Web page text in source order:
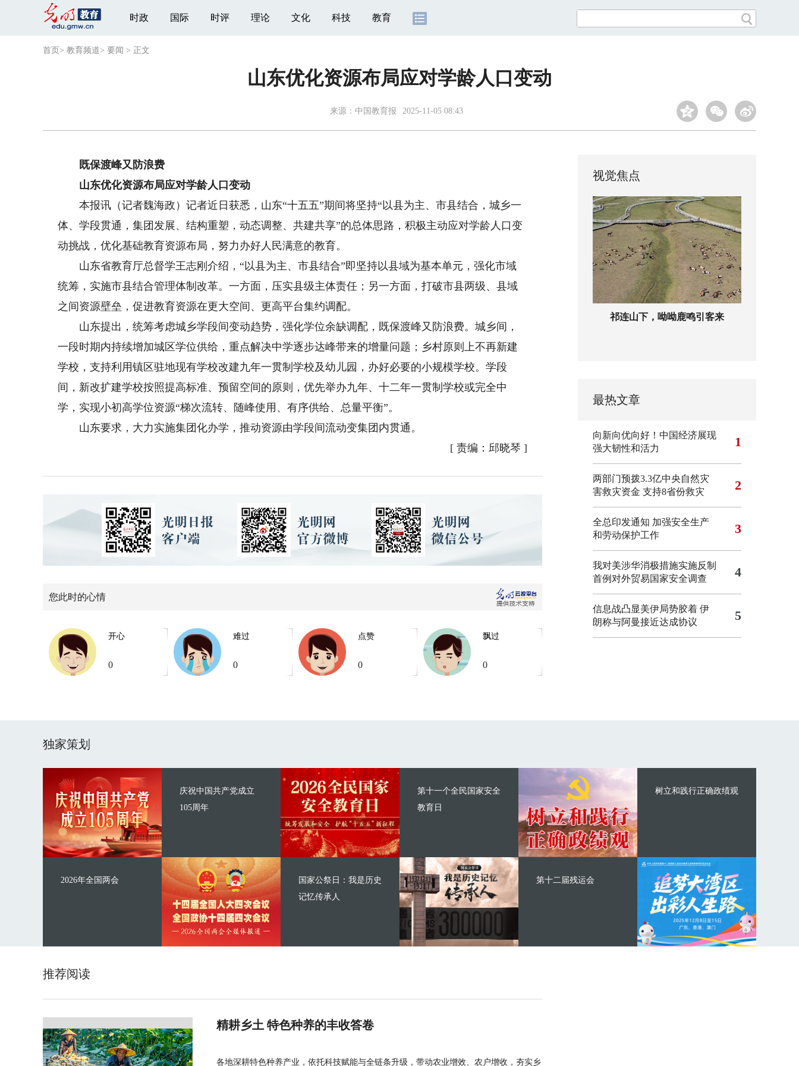
时政 国际 时评 理论 文化 科技 教育
首页 > 教育频道> 要闻 > 正文
山东优化资源布局应对学龄人口变动
来源： 中国教育报 2025-11-05 08:43
既保渡峰又防浪费
山东优化资源布局应对学龄人口变动
本报讯（记者魏海政）记者近日获悉，山东“十五五”期间将坚持“以县为主、市县结合，城乡一
体、学段贯通，集团发展、结构重塑，动态调整、共建共享”的总体思路，积极主动应对学龄人口变
动挑战，优化基础教育资源布局，努力办好人民满意的教育。
山东省教育厅总督学王志刚介绍，“以县为主、市县结合”即坚持以县域为基本单元，强化市域
统筹，实施市县结合管理体制改革。一方面，压实县级主体责任；另一方面，打破市县两级、县域
之间资源壁垒，促进教育资源在更大空间、更高平台集约调配。
山东提出，统筹考虑城乡学段间变动趋势，强化学位余缺调配，既保渡峰又防浪费。城乡间，
一段时期内持续增加城区学位供给，重点解决中学逐步达峰带来的增量问题；乡村原则上不再新建
学校，支持利用镇区驻地现有学校改建九年一贯制学校及幼儿园，办好必要的小规模学校。学段
间，新改扩建学校按照提高标准、预留空间的原则，优先举办九年、十二年一贯制学校或完全中
学，实现小初高学位资源“梯次流转、随峰使用、有序供给、总量平衡”。
山东要求，大力实施集团化办学，推动资源由学段间流动变集团内贯通。
[ 责编：邱晓琴 ]
您此时的心情
开心
0
难过
0
点赞
0
飘过
0
视觉焦点
祁连山下，呦呦鹿鸣引客来
最热文章
向新向优向好！中国经济展现
强大韧性和活力
1
两部门预拨3.3亿中央自然灾
害救灾资金 支持8省份救灾
2
全总印发通知 加强安全生产
和劳动保护工作
3
我对美涉华消极措施实施反制
首例对外贸易国家安全调查
4
信息战凸显美伊局势胶着 伊
朗称与阿曼接近达成协议
5
独家策划
庆祝中国共产党成立
105周年
2026年全国两会
第十一个全民国家安全
教育日
国家公祭日：我是历史
记忆传承人
树立和践行正确政绩观
第十二届残运会
推荐阅读
精耕乡土 特色种养的丰收答卷
各地深耕特色种养产业，依托科技赋能与全链条升级，带动农业增效、农户增收，夯实乡